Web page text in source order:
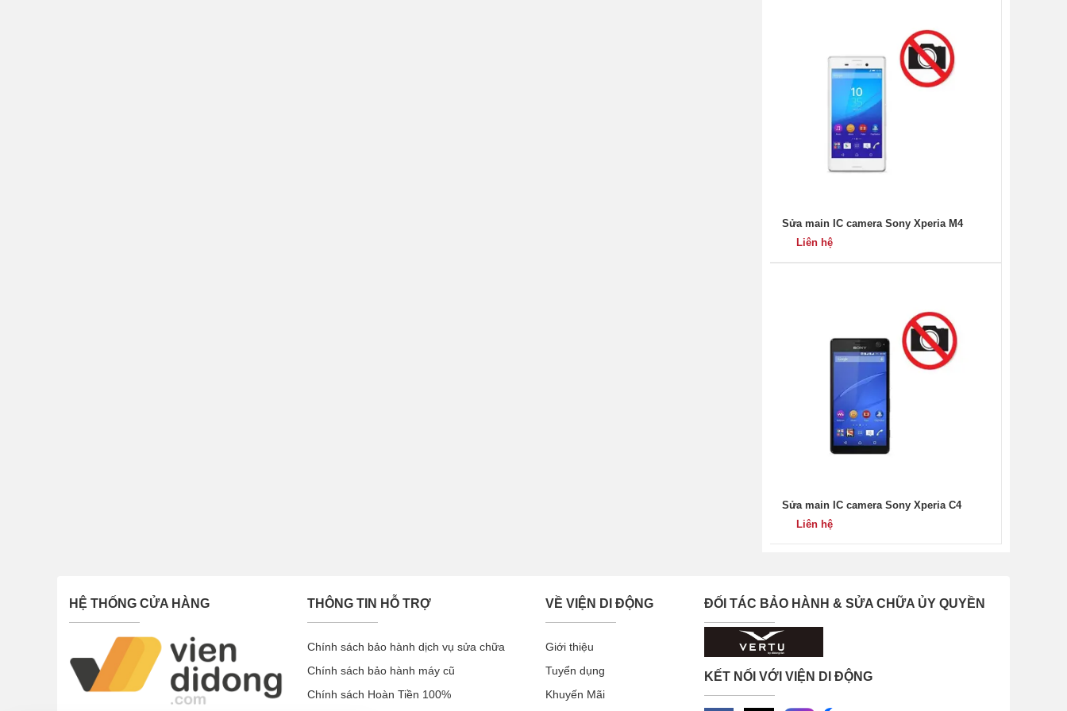
Sửa main IC camera Sony Xperia M4
Liên hệ
Sửa main IC camera Sony Xperia C4
Liên hệ
HỆ THỐNG CỬA HÀNG THÔNG TIN HỖ TRỢ
Chính sách bảo hành dịch vụ sửa chữa
Chính sách bảo hành máy cũ
Chính sách Hoàn Tiền 100%
VỀ VIỆN DI ĐỘNG
Giới thiệu
Tuyển dụng
Khuyến Mãi
ĐỐI TÁC BẢO HÀNH & SỬA CHỮA ỦY QUYỀN
KẾT NỐI VỚI VIỆN DI ĐỘNG